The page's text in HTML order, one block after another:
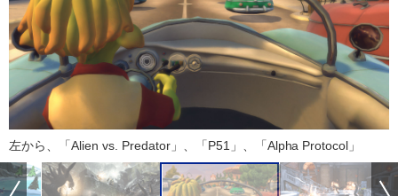
左から、「Alien vs. Predator」、「P51」、「Alpha Protocol」